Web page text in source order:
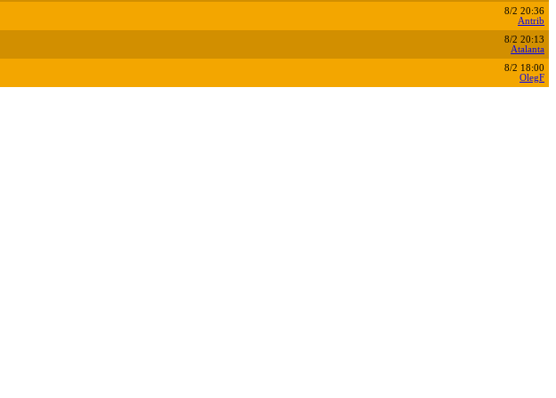
8/2 20:36
Antrib
8/2 20:13
Atalanta
8/2 18:00
OlegF